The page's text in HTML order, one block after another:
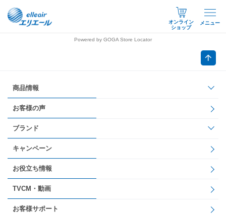
オンライン
ショップ
メニュー
Powered by GOGA Store Locator
商品情報
お客様の声
ブランド
キャンペーン
お役立ち情報
TVCM・動画
お客様サポート